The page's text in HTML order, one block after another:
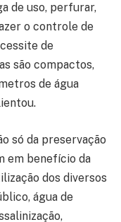
de uso, perfurar,
o controle de
de
são compactos,
de água
só da preservação
em benefício da
dos diversos
água de